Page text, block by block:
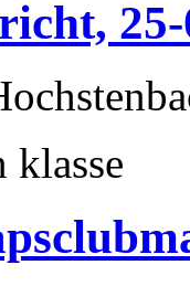
25-
klasse